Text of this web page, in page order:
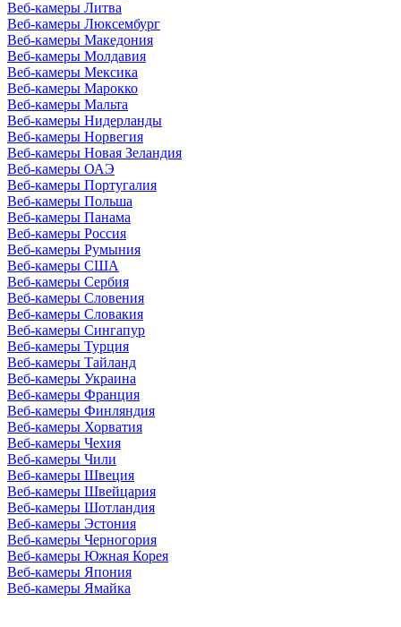
Веб-камеры Литва
Веб-камеры Люксембург
Веб-камеры Македония
Веб-камеры Молдавия
Веб-камеры Мексика
Веб-камеры Марокко
Веб-камеры Мальта
Веб-камеры Нидерланды
Веб-камеры Норвегия
Веб-камеры Новая Зеландия
Веб-камеры ОАЭ
Веб-камеры Португалия
Веб-камеры Польша
Веб-камеры Панама
Веб-камеры Россия
Веб-камеры Румыния
Веб-камеры США
Веб-камеры Сербия
Веб-камеры Словения
Веб-камеры Словакия
Веб-камеры Сингапур
Веб-камеры Турция
Веб-камеры Тайланд
Веб-камеры Украина
Веб-камеры Франция
Веб-камеры Финляндия
Веб-камеры Хорватия
Веб-камеры Чехия
Веб-камеры Чили
Веб-камеры Швеция
Веб-камеры Швейцария
Веб-камеры Шотландия
Веб-камеры Эстония
Веб-камеры Черногория
Веб-камеры Южная Корея
Веб-камеры Япония
Веб-камеры Ямайка